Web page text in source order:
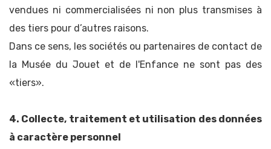
vendues ni commercialisées ni non plus transmises à
des tiers pour d’autres raisons.
Dans ce sens, les sociétés ou partenaires de contact de
la Musée du Jouet et de l'Enfance ne sont pas des
«tiers».
4. Collecte, traitement et utilisation des données
à caractère personnel